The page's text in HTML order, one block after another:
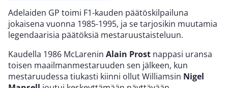
Adelaiden GP toimi F1-kauden päätöskilpailuna
jokaisena vuonna 1985-1995, ja se tarjosikin muutamia
legendaarisia päätöksiä mestaruustaisteluun.
Kaudella 1986 McLarenin Alain Prost nappasi uransa
toisen maailmanmestaruuden sen jälkeen, kun
mestaruudessa tiukasti kiinni ollut Williamsin Nigel